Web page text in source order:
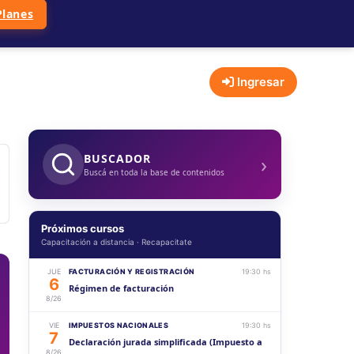
Ingresar
BUSCADOR
Buscá en toda la base de contenidos ›
Próximos cursos
Capacitación a distancia · Recapacitate
JUE
6
8/26
FACTURACIÓN Y REGISTRACIÓN 19:30 hs
Régimen de facturación
VIE
7
8/26
IMPUESTOS NACIONALES 19:30 hs
Declaración jurada simplificada (Impuesto a